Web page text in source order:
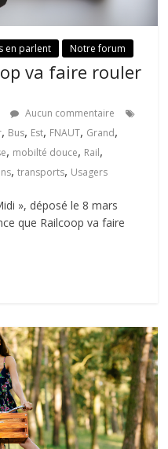
en parlent Notre forum
va faire rouler
Aucun commentaire
, Bus, Est, FNAUT, Grand,
, mobilté douce, Rail,
,transports, Usagers
», déposé le 8 mars
que Railcoop va faire